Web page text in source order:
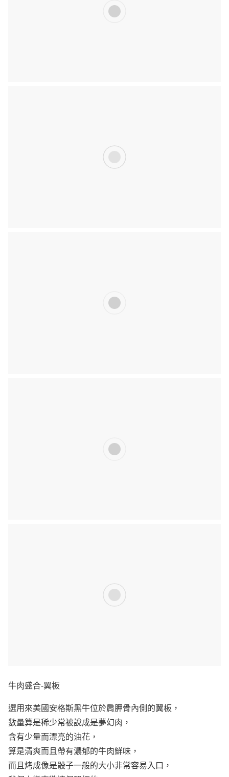
牛肉盛合-翼板
選用來美國安格斯黑牛位於肩胛骨內側的翼板，
數量算是稀少常被說成是夢幻肉，
含有少量而漂亮的油花，
算是清爽而且帶有濃郁的牛肉鮮味，
而且烤成像是骰子一般的大小非常容易入口，